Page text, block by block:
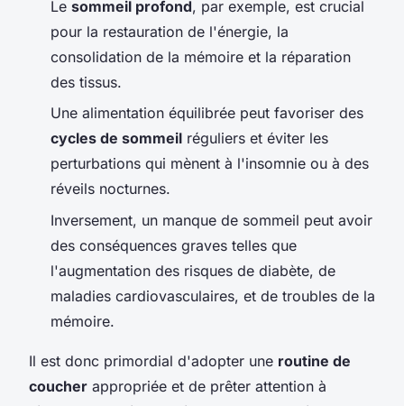
Le sommeil profond, par exemple, est crucial
pour la restauration de l'énergie, la
consolidation de la mémoire et la réparation
des tissus.
Une alimentation équilibrée peut favoriser des
cycles de sommeil réguliers et éviter les
perturbations qui mènent à l'insomnie ou à des
réveils nocturnes.
Inversement, un manque de sommeil peut avoir
des conséquences graves telles que
l'augmentation des risques de diabète, de
maladies cardiovasculaires, et de troubles de la
mémoire.
Il est donc primordial d'adopter une routine de
coucher appropriée et de prêter attention à